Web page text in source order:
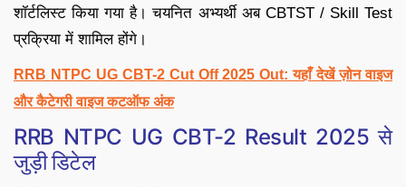
शॉर्टलिस्ट किया गया है। चयनित अभ्यर्थी अब CBTST / Skill Test
प्रक्रिया में शामिल होंगे।
RRB NTPC UG CBT-2 Cut Off 2025 Out: यहाँ देखें ज़ोन वाइज
और कैटेगरी वाइज कटऑफ अंक
RRB NTPC UG CBT-2 Result 2025 से
जुड़ी डिटेल